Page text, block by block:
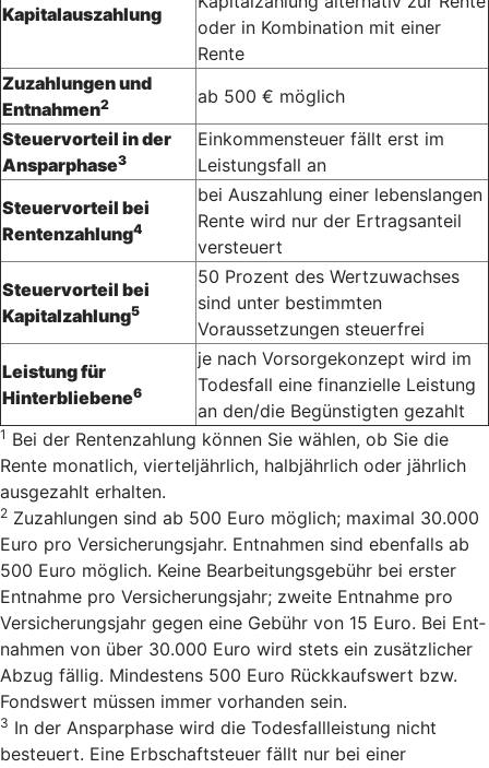
Kapitalauszahlung
oder in Kombination mit einer
Rente
Zuzahlungen und
Entnahmen2
ab 500 € möglich
Steuervorteil in der
Ansparphase3
Einkommensteuer fällt erst im
Leistungsfall an
Steuervorteil bei
Rentenzahlung4
bei Auszahlung einer lebenslangen
Rente wird nur der Ertragsanteil
versteuert
Steuervorteil bei
Kapitalzahlung5
50 Prozent des Wertzuwachses
sind unter bestimmten
Voraussetzungen steuerfrei
Leistung für
Hinterbliebene6
je nach Vorsorgekonzept wird im
Todesfall eine finanzielle Leistung
an den/die Begünstigten gezahlt
1 Bei der Rentenzahlung können Sie wählen, ob Sie die
Rente monatlich, vierteljährlich, halbjährlich oder jährlich
ausgezahlt erhalten.
2 Zu­zah­lun­gen sind ab 500 Euro mög­lich; ma­xi­mal 30.000
Euro pro Ver­si­cherungs­jahr. Ent­nah­men sind eben­falls ab
500 Euro mög­lich. Keine Bearbeitungsgebühr bei erster
Entnahme pro Versicherungsjahr; zweite Entnahme pro
Versicherungsjahr gegen eine Gebühr von 15 Euro. Bei Ent­
nah­men von über 30.000 Euro wird stets ein zu­sätz­li­cher
Ab­zug fäl­lig. Min­des­tens 500 Euro Rück­kaufs­wert bzw.
Fonds­wert müs­sen immer vor­han­den sein.
3 In der Ansparphase wird die Todesfallleistung nicht
besteuert. Eine Erbschaftsteuer fällt nur bei einer